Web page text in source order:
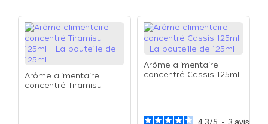
Arôme alimentaire
concentré Tiramisu
Arôme alimentaire
concentré Cassis 125ml
4.3/5 - 3 avis